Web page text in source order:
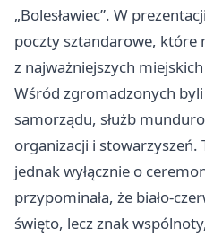
„Bolesławiec”. W
poczty sztandarowe, które
z najważniejszych
Wśród zgromadzonych
samorządu, służb
organizacji i stowarzyszeń.
jednak wyłącznie o
przypominała, że biało-
święto, lecz znak